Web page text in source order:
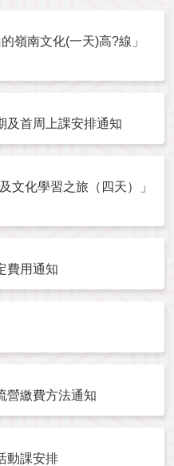
嶺南文化(一天)高?線」
及首周上課安排通知
文化學習之旅（四天）」
費用通知
營繳費方法通知
動課安排